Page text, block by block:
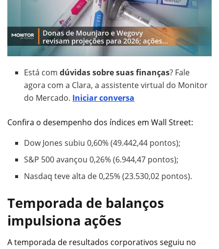
Está comdúvidas sobre suas finanças? Fale
agora com a Clara, a assistente virtual do Monitor
do Mercado. Iniciar conversa
Confira o desempenho dos índices em Wall Street:
Dow Jones subiu 0,60% (49.442,44 pontos);
S&P 500 avançou 0,26% (6.944,47 pontos);
Nasdaq teve alta de 0,25% (23.530,02 pontos).
Temporada de balanços
impulsiona ações
A temporada de resultados corporativos seguiu no